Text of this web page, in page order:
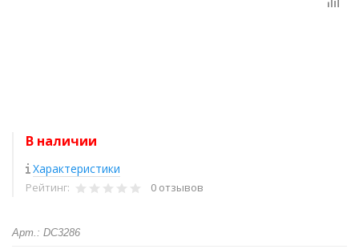
В наличии
Характеристики
Рейтинг: 0 отзывов
Арт.: DC3286